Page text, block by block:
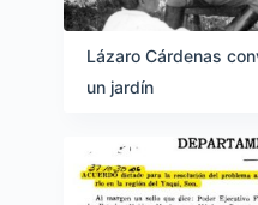
Lázaro Cárdenas
un jardín